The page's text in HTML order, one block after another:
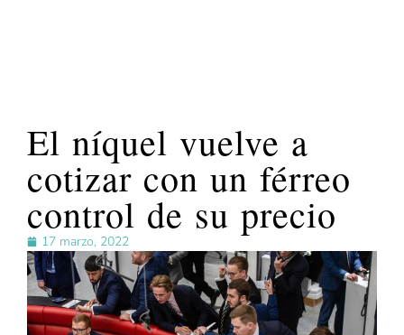
El níquel vuelve a
cotizar con un férreo
control de su precio
17 marzo, 2022